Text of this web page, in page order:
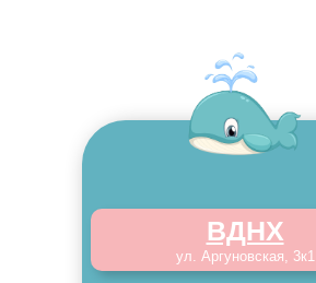
ВДНХ
ул. Аргуновская, 3к1